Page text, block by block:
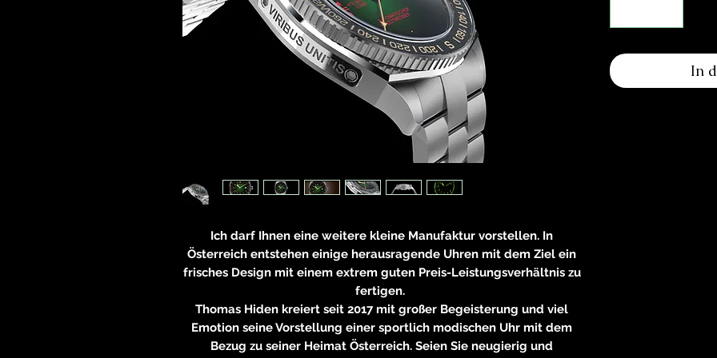
Ich darf Ihnen eine weitere kleine Manufaktur vorstellen. In
Österreich entstehen einige herausragende Uhren mit dem Ziel ein
frisches Design mit einem extrem guten Preis-Leistungsverhältnis zu
fertigen.
Thomas Hiden kreiert seit 2017 mit großer Begeisterung und viel
Emotion seine Vorstellung einer sportlich modischen Uhr mit dem
Bezug zu seiner Heimat Österreich. Seien Sie neugierig und
In